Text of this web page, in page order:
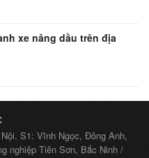
xe nâng dầu trên địa
S1: Vĩnh Ngọc, Đông Anh,
nghiệp Tiên Sơn, Bắc Ninh /